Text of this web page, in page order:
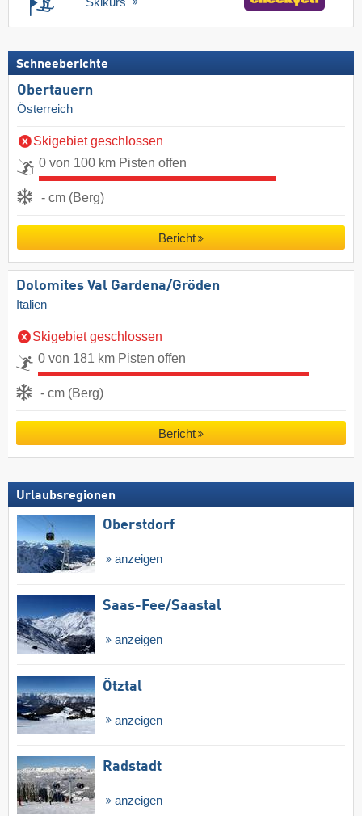
Schneeberichte
Obertauern
Österreich
Skigebiet geschlossen
0 von 100 km Pisten offen
- cm (Berg)
Bericht
Dolomites Val Gardena/​Gröden
Italien
Skigebiet geschlossen
0 von 181 km Pisten offen
- cm (Berg)
Bericht
Urlaubsregionen
Oberstdorf
anzeigen
Saas-Fee/​Saastal
anzeigen
Ötztal
anzeigen
Radstadt
anzeigen